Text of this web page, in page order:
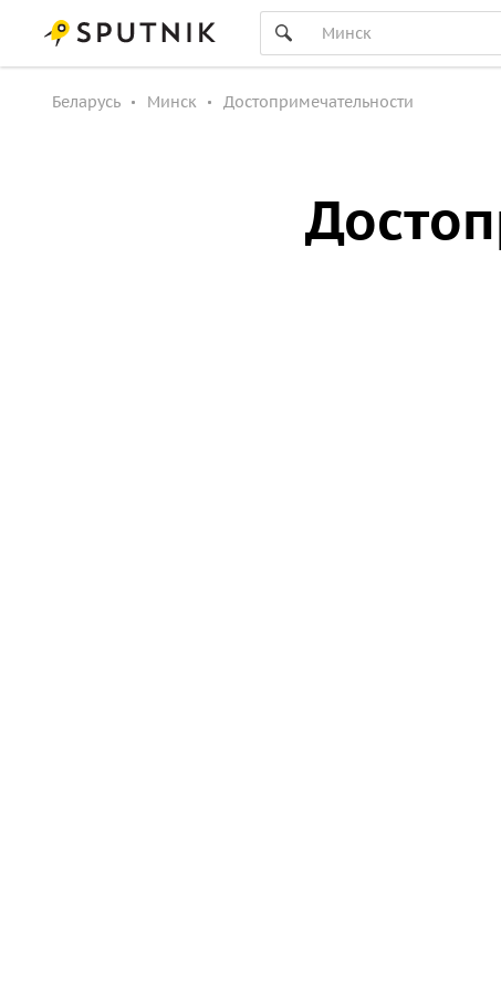
Беларусь Минск Достопримечательности